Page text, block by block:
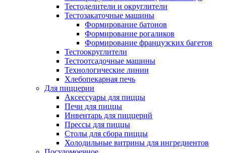
Тестоделители и округлители
Тестозакаточные машины
Формирование батонов
Формирование рогаликов
Формирование французских багетов
Тестоокруглители
Тестоотсадочные машины
Технологические линии
Хлебопекарная печь
Для пиццерии
Аксессуары для пиццы
Печи для пиццы
Инвентарь для пиццерий
Прессы для пиццы
Столы для сбора пиццы
Холодильные витрины для ингредиентов